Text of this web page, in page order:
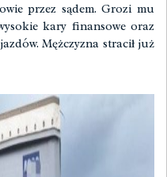
przez sądem. Grozi mu
kary finansowe oraz
Mężczyzna stracił już